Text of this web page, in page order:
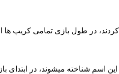
در طول بازی تمامی کریپ
شناخته میشوند، در ابتدای